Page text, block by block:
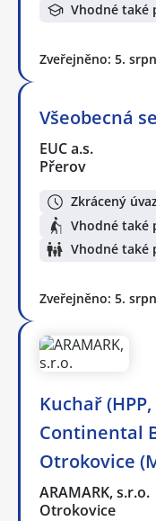
Vhodné také
Zveřejněno: 5.
Všeobecná
EUC a.s.
Přerov
Zkrácený
Vhodné také
Vhodné také
Zveřejněno: 5.
Kuchař (HPP,
Continental
Otrokovice
ARAMARK, s.r.o.
Otrokovice